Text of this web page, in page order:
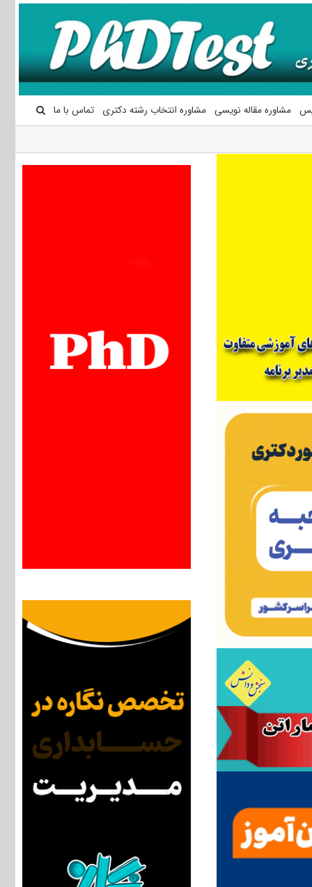
مشاوره مقاله نویسی مشاوره انتخاب رشته دکتری تماس با ما